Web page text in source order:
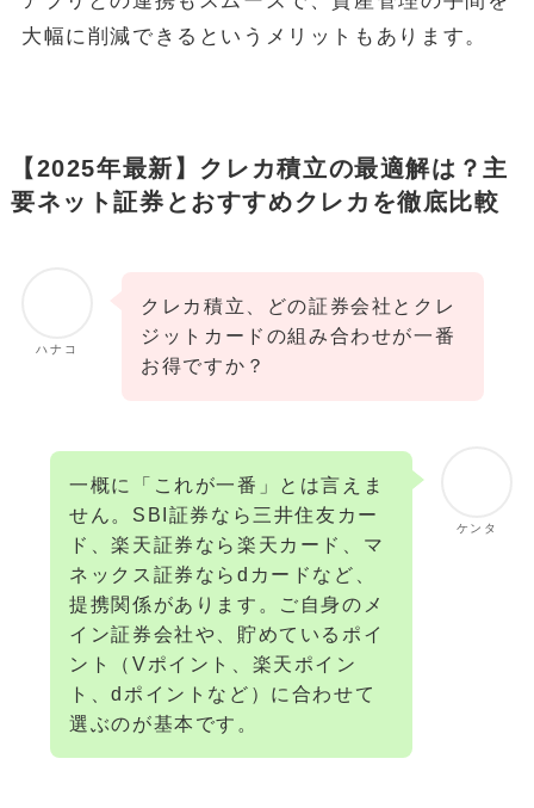
大幅に削減できるというメリットもあります。
【2025年最新】クレカ積立の最適解は？主
要ネット証券とおすすめクレカを徹底比較
ハナコ
クレカ積立、どの証券会社とクレ
ジットカードの組み合わせが一番
お得ですか？
ケンタ
一概に「これが一番」とは言えま
せん。SBI証券なら三井住友カー
ド、楽天証券なら楽天カード、マ
ネックス証券ならdカードなど、
提携関係があります。ご自身のメ
イン証券会社や、貯めているポイ
ント（Vポイント、楽天ポイン
ト、dポイントなど）に合わせて
選ぶのが基本です。